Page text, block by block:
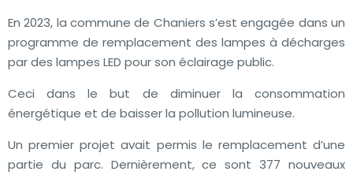
En 2023, la commune de Chaniers s’est engagée dans un
programme de remplacement des lampes à décharges
par des lampes LED pour son éclairage public.
Ceci dans le but de diminuer la consommation
énergétique et de baisser la pollution lumineuse.
Un premier projet avait permis le remplacement d’une
partie du parc. Dernièrement, ce sont 377 nouveaux